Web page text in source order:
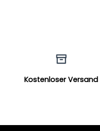
Kostenloser Versand